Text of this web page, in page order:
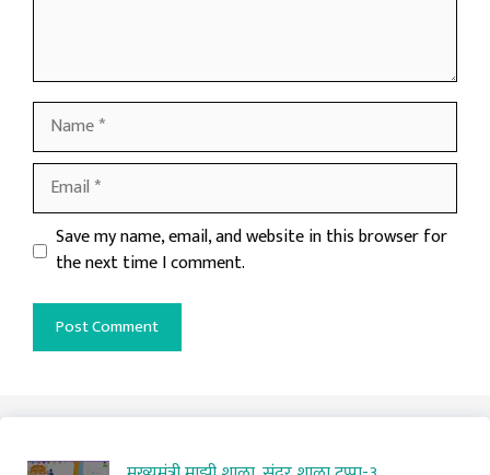
Name
Email
Website
Save my name, email, and website in this browser for
the next time I comment.